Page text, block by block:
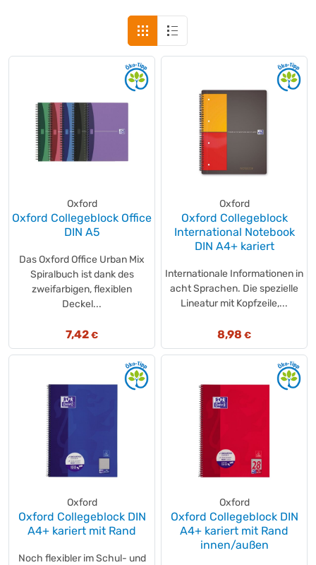
Oxford
Oxford Collegeblock Office
DIN A5
Das Oxford Office Urban Mix
Spiralbuch ist dank des
zweifarbigen, flexiblen
Deckel...
7,42 €
Oxford
Oxford Collegeblock
International Notebook
DIN A4+ kariert
Internationale Informationen in
acht Sprachen. Die spezielle
Lineatur mit Kopfzeile,...
8,98 €
Oxford
Oxford Collegeblock DIN
A4+ kariert mit Rand
Noch flexibler im Schul- und
Oxford
Oxford Collegeblock DIN
A4+ kariert mit Rand
innen/außen